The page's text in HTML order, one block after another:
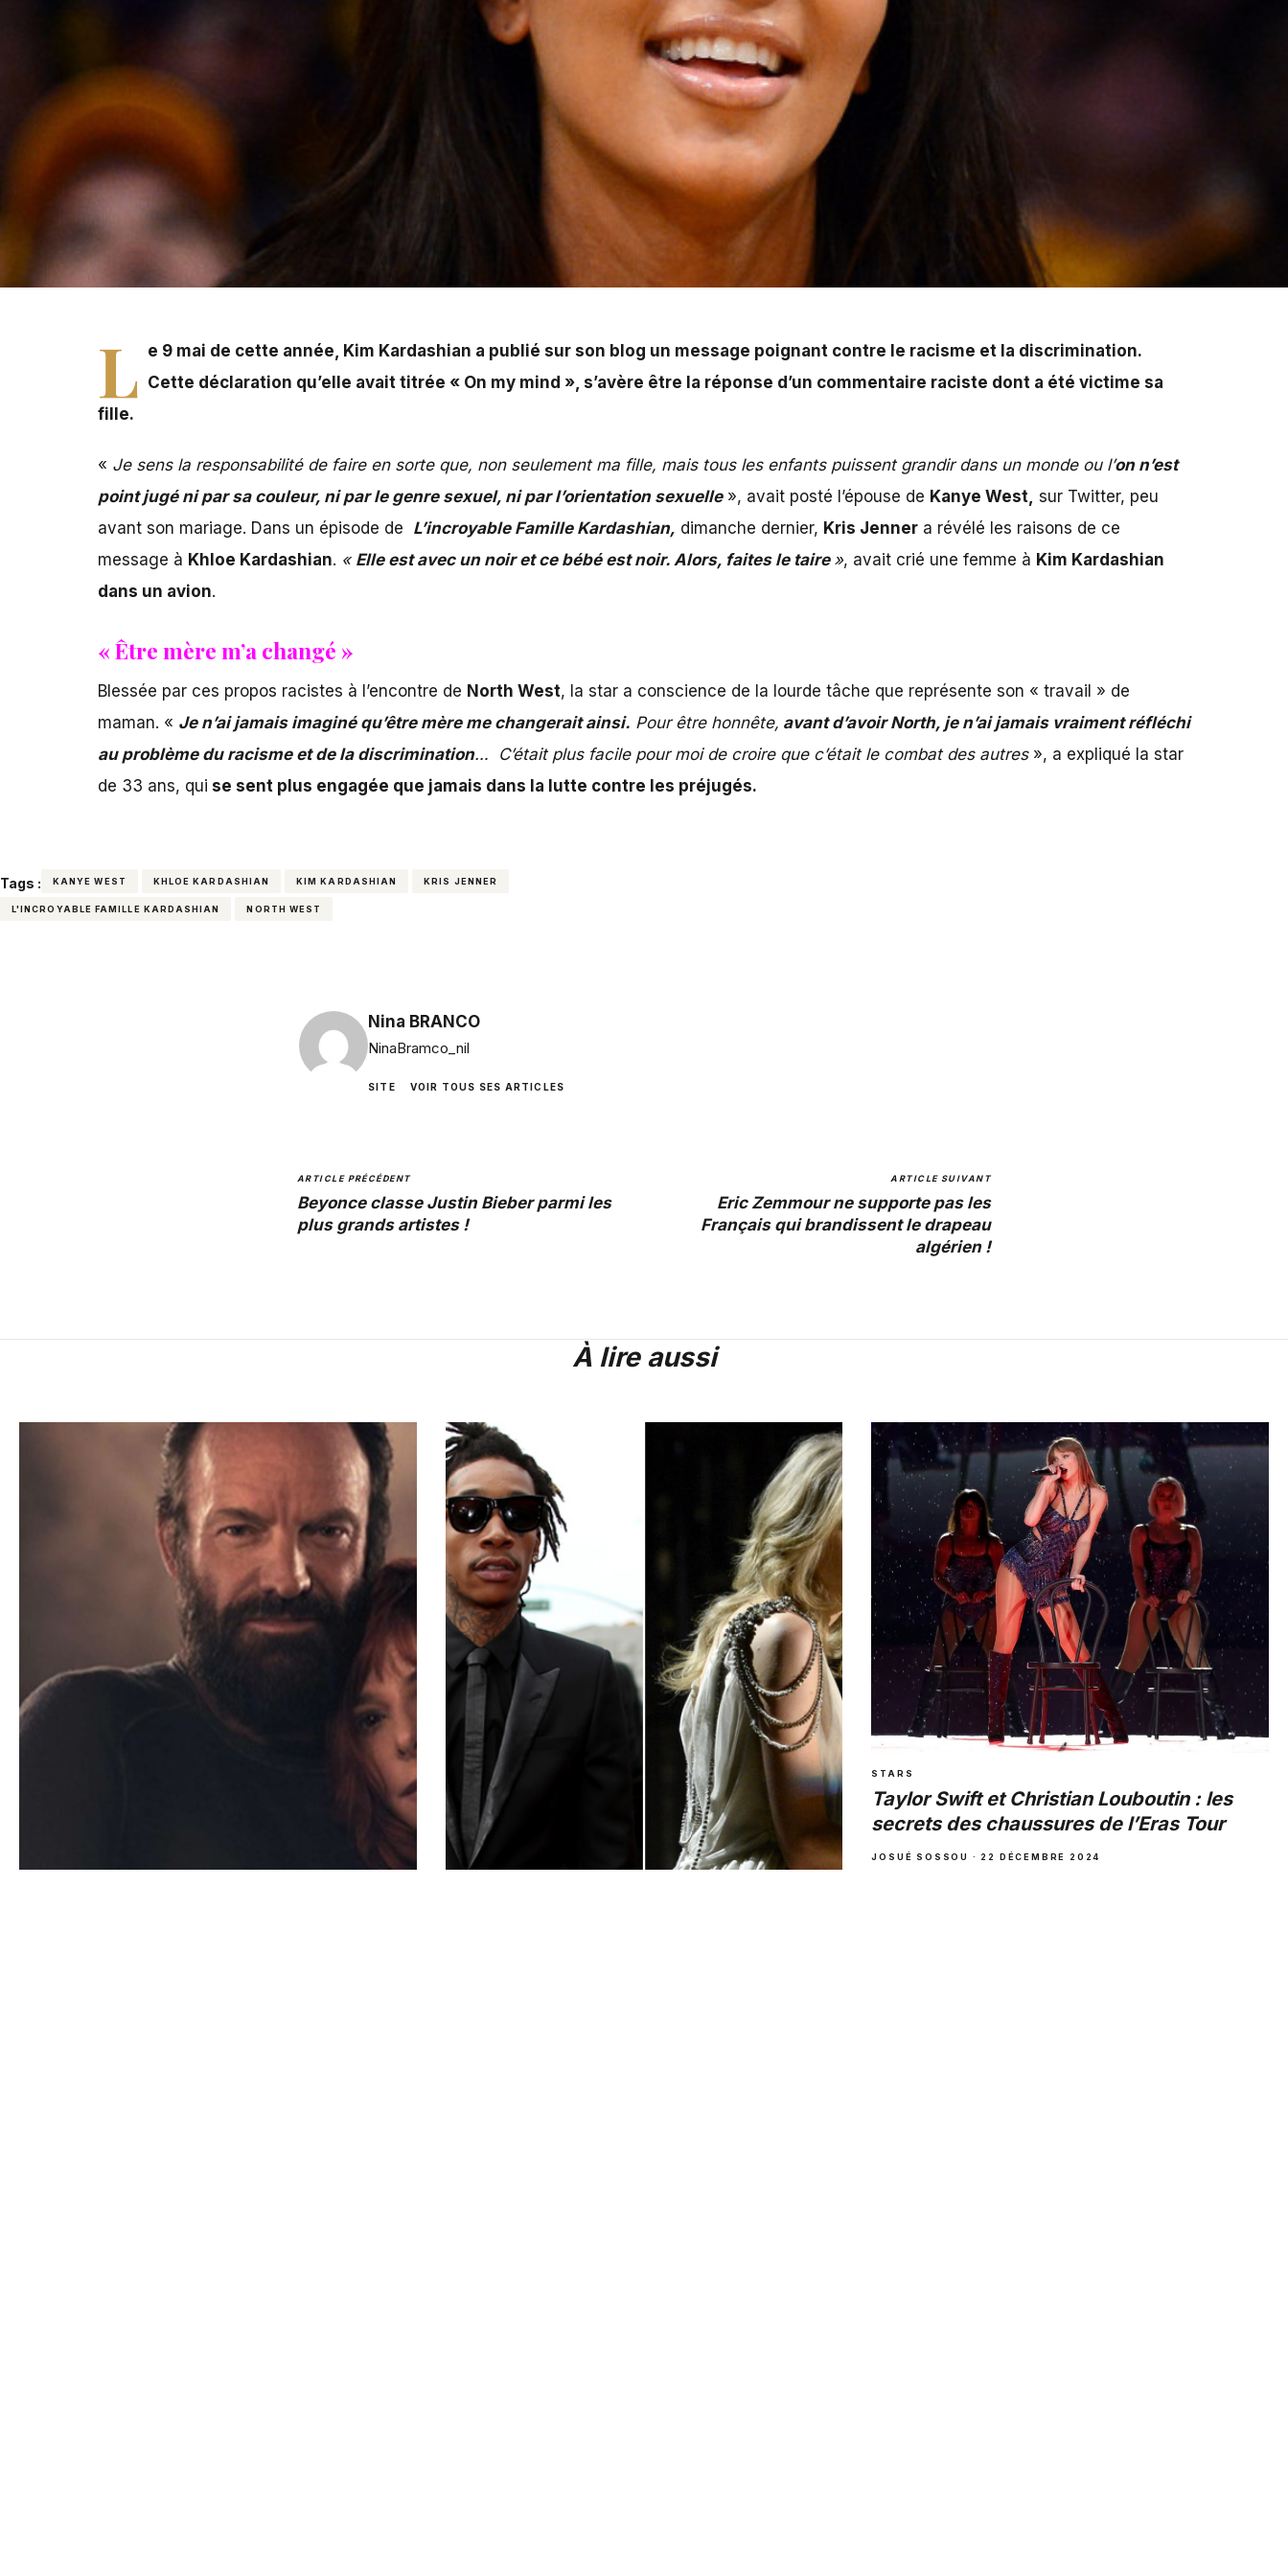
L e 9 mai de cette année, Kim Kardashian a publié sur son blog un message poignant contre le racisme et la discrimination.
Cette déclaration qu’elle avait titrée « On my mind », s’avère être la réponse d’un commentaire raciste dont a été victime sa
fille.
« Je sens la responsabilité de faire en sorte que, non seulement ma fille, mais tous les enfants puissent grandir dans un monde ou l’on n’est
point jugé ni par sa couleur, ni par le genre sexuel, ni par l’orientation sexuelle», avait posté l’épouse de Kanye West, sur Twitter, peu
avant son mariage. Dans un épisode de L’incroyable Famille Kardashian, dimanche dernier, Kris Jenner a révélé les raisons de ce
message à Khloe Kardashian. « Elle est avec un noir et ce bébé est noir. Alors, faites le taire », avait crié une femme à Kim Kardashian
dans un avion.
« Être mère m’a changé »
Blessée par ces propos racistes à l’encontre de North West, la star a conscience de la lourde tâche que représente son « travail » de
maman. « Je n’ai jamais imaginé qu’être mère me changerait ainsi. Pour être honnête, avant d’avoir North, je n’ai jamais vraiment réfléchi
au problème du racisme et de la discrimination… C’était plus facile pour moi de croire que c’était le combat des autres», a expliqué la star
de 33 ans, qui se sent plus engagée que jamais dans la lutte contre les préjugés.
Tags : KANYE WEST KHLOE KARDASHIAN KIM KARDASHIAN KRIS JENNER
L'INCROYABLE FAMILLE KARDASHIAN NORTH WEST
Nina BRANCO
NinaBramco_nil
SITE VOIR TOUS SES ARTICLES
ARTICLE PRÉCÉDENT
Beyonce classe Justin Bieber parmi les
plus grands artistes !
ARTICLE SUIVANT
Eric Zemmour ne supporte pas les
Français qui brandissent le drapeau
algérien !
À lire aussi
STARS
Taylor Swift et Christian Louboutin : les
secrets des chaussures de l’Eras Tour
JOSUÉ SOSSOU · 22 DÉCEMBRE 2024